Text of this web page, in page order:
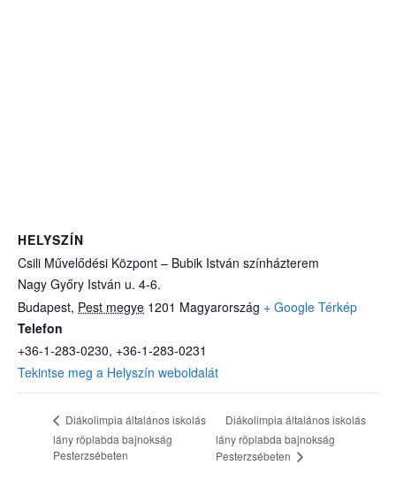
HELYSZÍN
Csili Művelődési Központ – Bubik István színházterem
Nagy Győry István u. 4-6.
Budapest, Pest megye 1201 Magyarország + Google Térkép
Telefon
+36-1-283-0230, +36-1-283-0231
Tekintse meg a Helyszín weboldalát
Diákolimpia általános iskolás
lány röplabda bajnokság
Pesterzsébeten
Diákolimpia általános iskolás
lány röplabda bajnokság
Pesterzsébeten